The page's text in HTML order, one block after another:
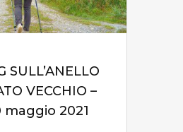
SULL’ANELLO
VECCHIO –
maggio 2021